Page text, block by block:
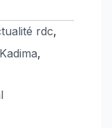
rdc,
,